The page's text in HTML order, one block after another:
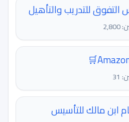
للتدريب والتأهيل
ابن مالك للتأسيس